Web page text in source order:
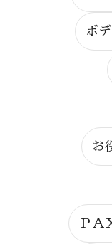
ボ
お
ＰＡ